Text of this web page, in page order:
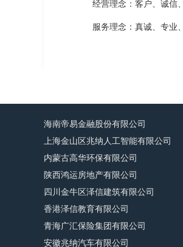
经营理念：客户、诚信
服务理念：真诚、专业
海南帝易金融股份有限公司
上海金山区兆纳人工智能有限公司
内蒙古高华环保有限公司
陕西鸿运房地产有限公司
四川金牛区泽信建筑有限公司
香港泽信教育有限公司
青海广汇保险集团有限公司
安徽兆纳汽车有限公司